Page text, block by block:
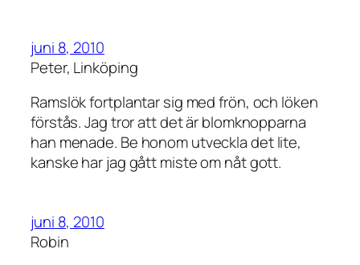
juni 8, 2010
Peter, Linköping
Ramslök fortplantar sig med frön, och löken
förstås. Jag tror att det är blomknopparna
han menade. Be honom utveckla det lite,
kanske har jag gått miste om nåt gott.
juni 8, 2010
Robin